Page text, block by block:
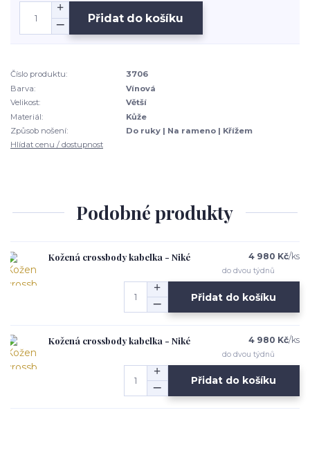
Přidat do košíku
Číslo produktu:
3706
Barva:
Vínová
Velikost:
Větší
Materiál:
Kůže
Způsob nošení:
Do ruky | Na rameno | Křížem
Hlídat cenu / dostupnost
Podobné produkty
Kožená crossbody kabelka - Niké 4 980 Kč/ks
do dvou týdnů
Přidat do košíku
Kožená crossbody kabelka - Niké 4 980 Kč/ks
do dvou týdnů
Přidat do košíku